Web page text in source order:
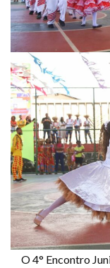
O 4° Encontro